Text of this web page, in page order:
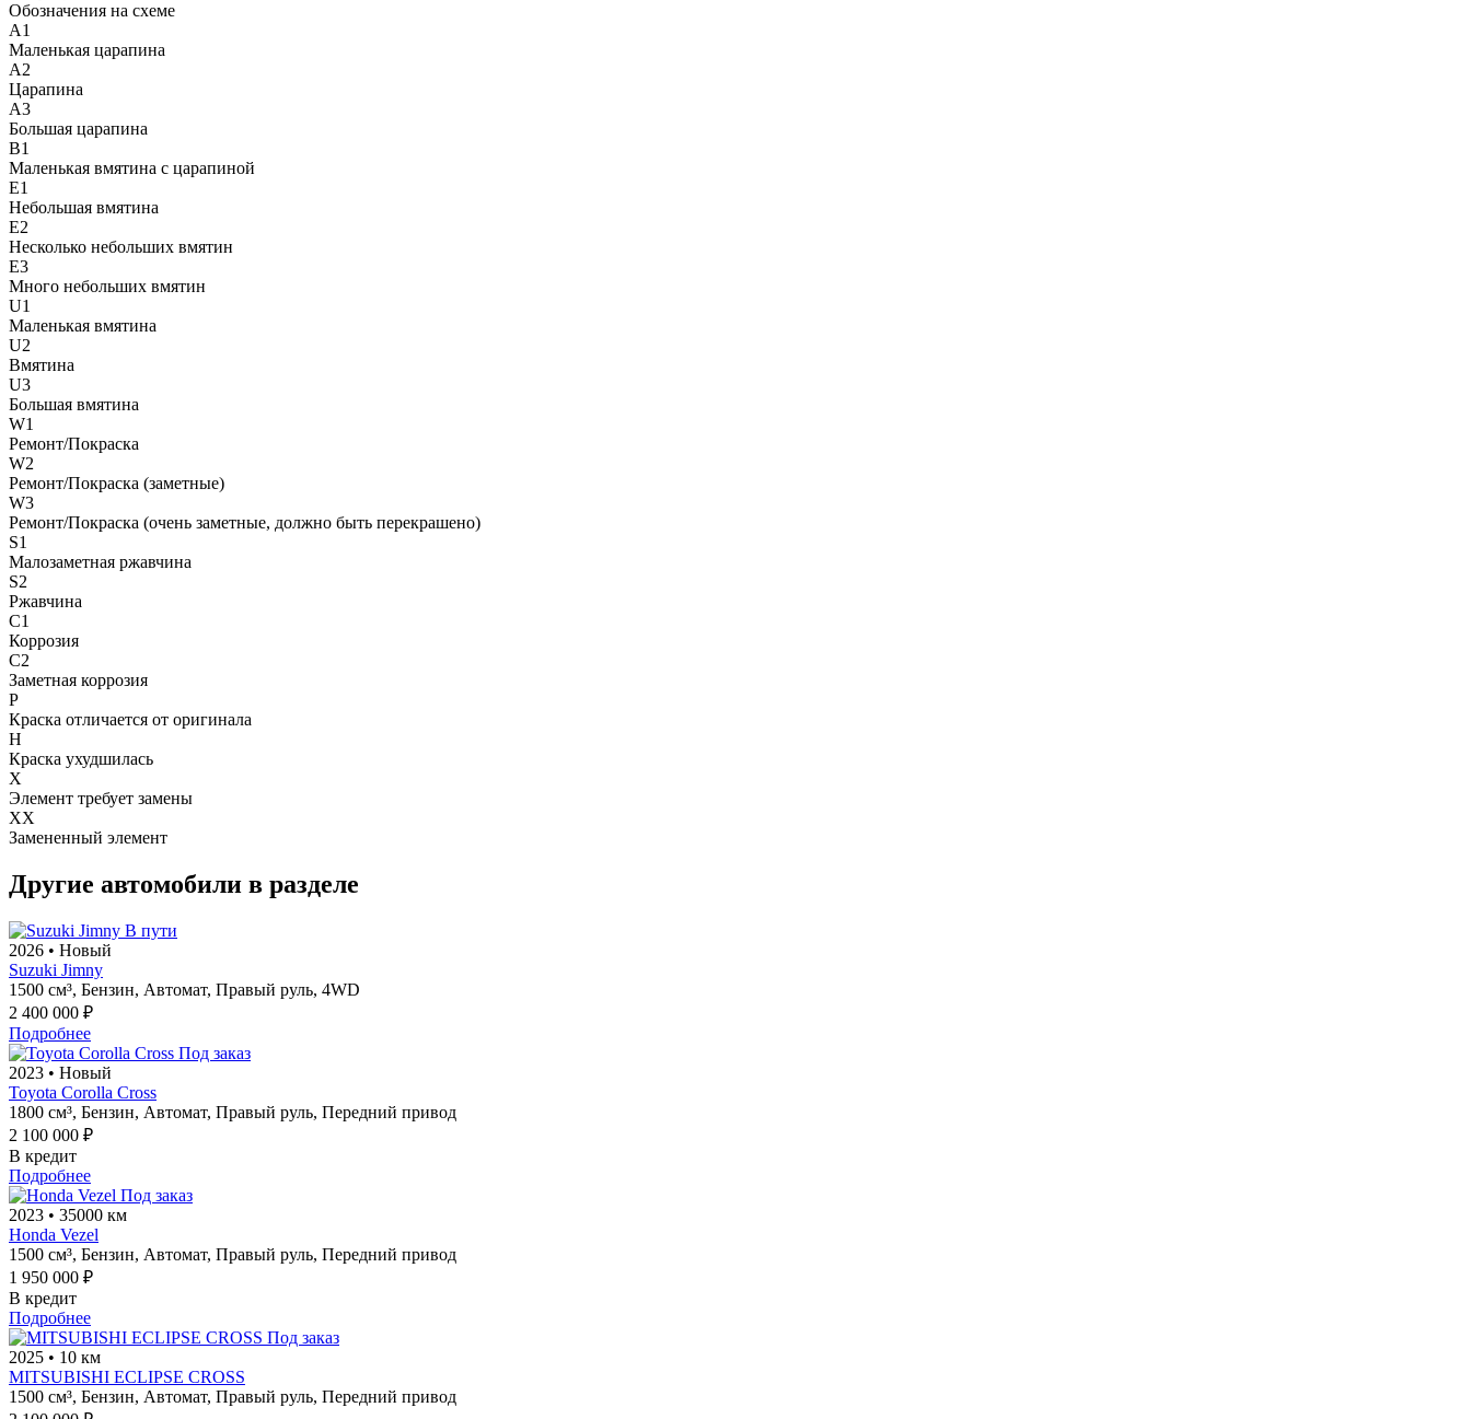
Обозначения на схеме
A1
Маленькая царапина
A2
Царапина
A3
Большая царапина
B1
Маленькая вмятина с царапиной
E1
Небольшая вмятина
E2
Несколько небольших вмятин
E3
Много небольших вмятин
U1
Маленькая вмятина
U2
Вмятина
U3
Большая вмятина
W1
Ремонт/Покраска
W2
Ремонт/Покраска (заметные)
W3
Ремонт/Покраска (очень заметные, должно быть перекрашено)
S1
Малозаметная ржавчина
S2
Ржавчина
C1
Коррозия
C2
Заметная коррозия
P
Краска отличается от оригинала
H
Краска ухудшилась
X
Элемент требует замены
XX
Замененный элемент
Другие автомобили в разделе
В пути
2026 • Новый
Suzuki Jimny
1500 см³, Бензин, Автомат, Правый руль, 4WD
2 400 000 ₽
Подробнее
Под заказ
2023 • Новый
Toyota Corolla Cross
1800 см³, Бензин, Автомат, Правый руль, Передний привод
2 100 000 ₽
В кредит
Подробнее
Под заказ
2023 • 35000 км
Honda Vezel
1500 см³, Бензин, Автомат, Правый руль, Передний привод
1 950 000 ₽
В кредит
Подробнее
Под заказ
2025 • 10 км
MITSUBISHI ECLIPSE CROSS
1500 см³, Бензин, Автомат, Правый руль, Передний привод